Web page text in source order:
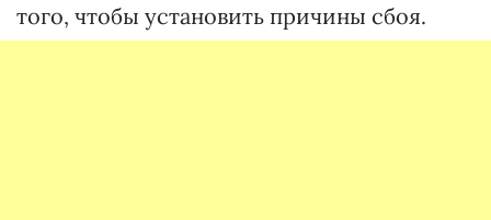
того, чтобы установить причины сбоя.